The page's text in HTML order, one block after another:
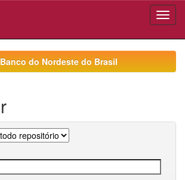
do Nordeste do Brasil